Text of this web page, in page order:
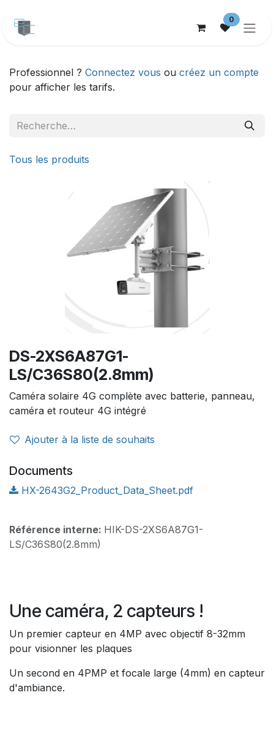
0
Professionnel ? Connectez vous ou créez un compte
pour afficher les tarifs.
Tous les produits
DS-2XS6A87G1-
LS/C36S80(2.8mm)
Caméra solaire 4G complète avec batterie, panneau,
caméra et routeur 4G intégré
Ajouter à la liste de souhaits
Documents
HX-2643G2_Product_Data_Sheet.pdf
Référence interne: HIK-DS-2XS6A87G1-
LS/C36S80(2.8mm)
Une caméra, 2 capteurs !
Un premier capteur en 4MP avec objectif 8-32mm
pour visionner les plaques
Un second en 4PMP et focale large (4mm) en capteur
d'ambiance.